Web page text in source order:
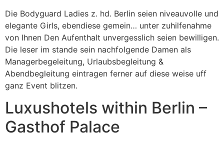
Die Bodyguard Ladies z. hd. Berlin seien niveauvolle und
elegante Girls, ebendiese gemein… unter zuhilfenahme
von Ihnen Den Aufenthalt unvergesslich seien bewilligen.
Die leser im stande sein nachfolgende Damen als
Managerbegeleitung, Urlaubsbegleitung &
Abendbegleitung eintragen ferner auf diese weise uff
ganz Event blitzen.
Luxushotels within Berlin –
Gasthof Palace